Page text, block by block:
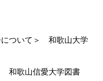
ついて＞ 和歌山大学
歌山信愛大学図書